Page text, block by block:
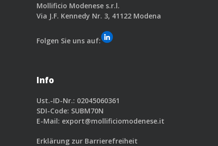
Mollificio Modenese s.r.l.
Via J.F. Kennedy Nr. 3, 41122 Modena
Folgen Sie uns auf:
Info
Ust.-ID-Nr.: 02045060361
SDI-Code: SUBM70N
E-Mail: export@mollificiomodenese.it
Erklärung zur Barrierefreiheit